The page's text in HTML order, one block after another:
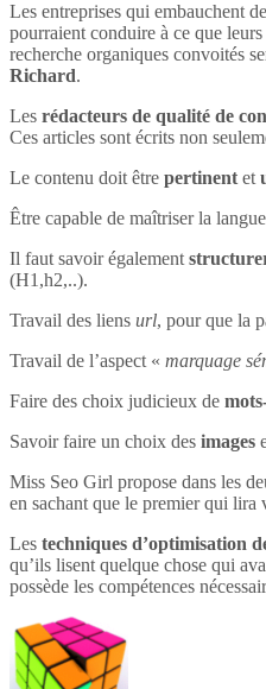
Les entreprises qui embauchent
pourraient conduire à ce que
recherche organiques convoités
Richard.
Les rédacteurs de qualité de
Ces articles sont écrits non
Le contenu doit être pertinent et
Être capable de maîtriser la
Il faut savoir également
(H1,h2,..).
Travail des liens url, pour que la
Travail de l’aspect « marquage
Faire des choix judicieux de
Savoir faire un choix des images
Miss Seo Girl propose dans les
en sachant que le premier qui lira
Les techniques d’optimisation
qu’ils lisent quelque chose qui
possède les compétences